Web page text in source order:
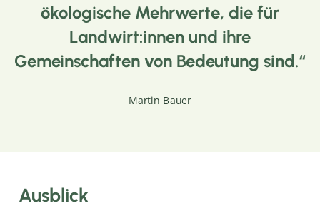
ökologische Mehrwerte, die für
Landwirt:innen und ihre
Gemeinschaften von Bedeutung sind.
Martin Bauer
Ausblick